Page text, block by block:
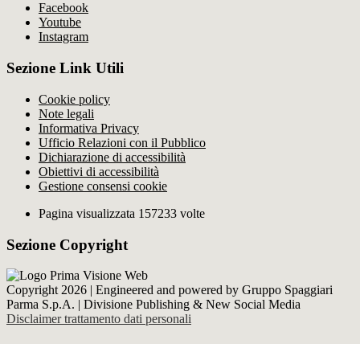
Facebook
Youtube
Instagram
Sezione Link Utili
Cookie policy
Note legali
Informativa Privacy
Ufficio Relazioni con il Pubblico
Dichiarazione di accessibilità
Obiettivi di accessibilità
Gestione consensi cookie
Pagina visualizzata 157233 volte
Sezione Copyright
Copyright 2026 | Engineered and powered by Gruppo Spaggiari
Parma S.p.A. | Divisione Publishing & New Social Media
Disclaimer trattamento dati personali